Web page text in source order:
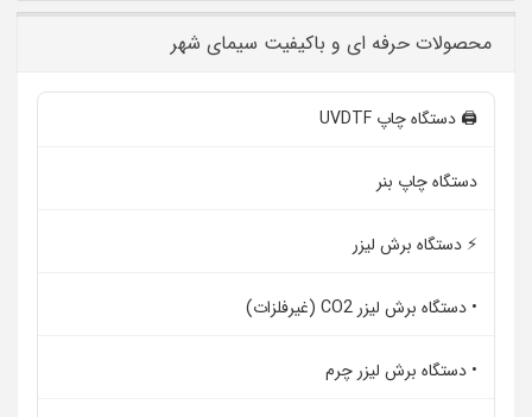
محصولات حرفه ای و باکیفیت سیمای شهر
🖨️ دستگاه چاپ UVDTF
دستگاه چاپ بنر
⚡ دستگاه برش لیزر
• دستگاه برش لیزر CO2 (غیرفلزات)
• دستگاه برش لیزر چرم